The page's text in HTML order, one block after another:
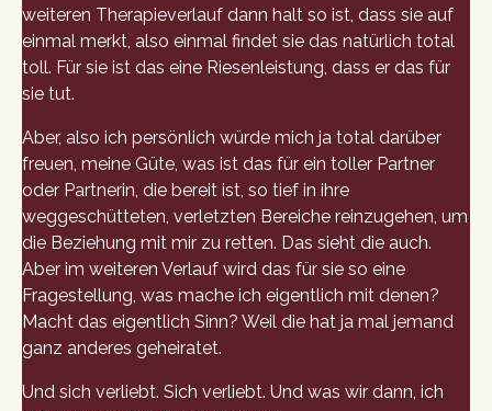
weiteren Therapieverlauf dann halt so ist, dass sie auf
einmal merkt, also einmal findet sie das natürlich total
toll. Für sie ist das eine Riesenleistung, dass er das für
sie tut.
Aber, also ich persönlich würde mich ja total darüber
freuen, meine Güte, was ist das für ein toller Partner
oder Partnerin, die bereit ist, so tief in ihre
weggeschütteten, verletzten Bereiche reinzugehen, um
die Beziehung mit mir zu retten. Das sieht die auch.
Aber im weiteren Verlauf wird das für sie so eine
Fragestellung, was mache ich eigentlich mit denen?
Macht das eigentlich Sinn? Weil die hat ja mal jemand
ganz anderes geheiratet.
Und sich verliebt. Sich verliebt. Und was wir dann, ich